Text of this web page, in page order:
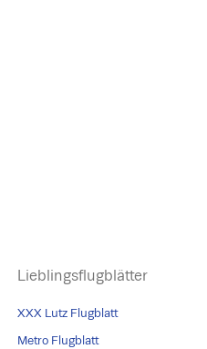
Lieblingsflugblätter
XXX Lutz Flugblatt
Metro Flugblatt